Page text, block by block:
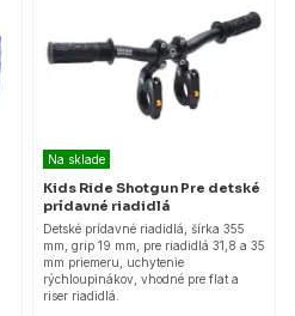
Na sklade
Kids Ride Shotgun Pre detské
prídavné riadidlá
Detské prídavné riadidlá, šírka 355
mm, grip 19 mm, pre riadidlá 31,8 a 35
mm priemeru, uchytenie
rýchloupinákov, vhodné pre flat a
riser riadidlá.